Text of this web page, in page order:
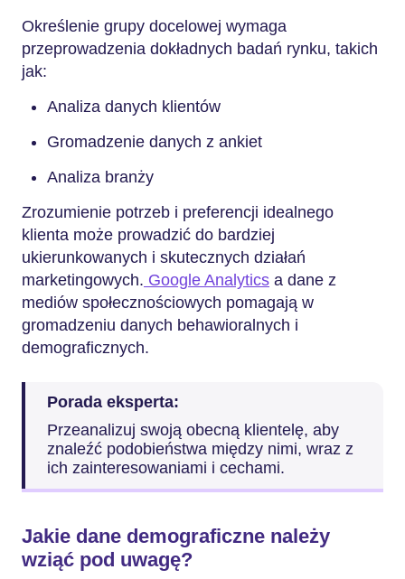
Określenie grupy docelowej wymaga
przeprowadzenia dokładnych badań rynku, takich
jak:
Analiza danych klientów
Gromadzenie danych z ankiet
Analiza branży
Zrozumienie potrzeb i preferencji idealnego
klienta może prowadzić do bardziej
ukierunkowanych i skutecznych działań
marketingowych. Google Analytics a dane z
mediów społecznościowych pomagają w
gromadzeniu danych behawioralnych i
demograficznych.
Porada eksperta:
Przeanalizuj swoją obecną klientelę, aby
znaleźć podobieństwa między nimi, wraz z
ich zainteresowaniami i cechami.
Jakie dane demograficzne należy
wziąć pod uwagę?